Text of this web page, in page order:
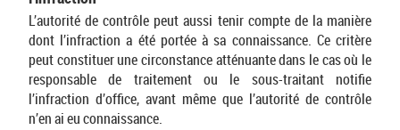
L’autorité de contrôle peut aussi tenir compte de la manière
dont l’infraction a été portée à sa connaissance. Ce critère
peut constituer une circonstance atténuante dans le cas où le
responsable de traitement ou le sous-traitant notifie
l’infraction d’office, avant même que l’autorité de contrôle
n’en ai eu connaissance.